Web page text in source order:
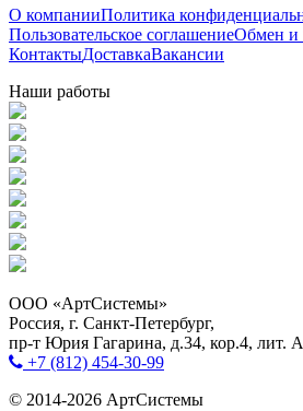
О компанииПолитика
Пользовательское соглашениеОбмен и
КонтактыДоставкаВакансии
Наши работы
ООО «АртСистемы»
Россия, г. Санкт-Петербург,
пр-т Юрия Гагарина, д.34, кор.4, лит. А
+7 (812) 454-30-99
© 2014-2026 АртСистемы